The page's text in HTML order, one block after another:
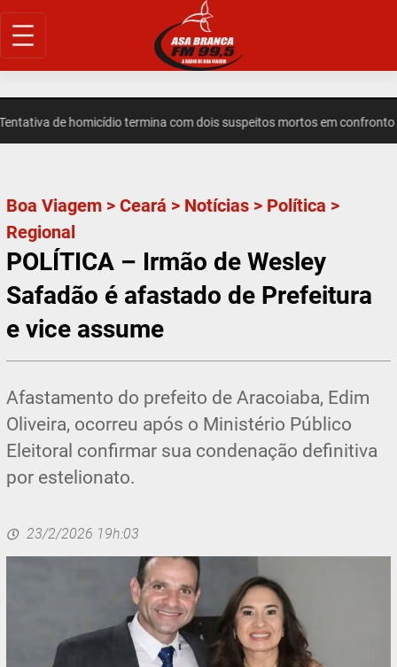
Pular
para
de homicídio termina com dois suspeitos mortos em confronto
Boa Viagem >Ceará > Notícias > Política >
Regional
POLÍTICA – Irmão de Wesley
Safadão é afastado de Prefeitura
e vice assume
Afastamento do prefeito de Aracoiaba, Edim
Oliveira, ocorreu após o Ministério Público
Eleitoral confirmar sua condenação definitiva
por estelionato.
23/2/2026 19h:03